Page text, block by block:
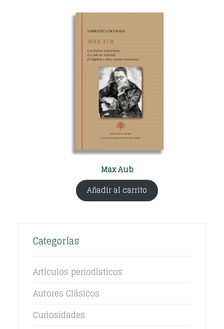
Max Aub
Añadir al carrito
Categorías
Artículos periodísticos
Autores Clásicos
Curiosidades